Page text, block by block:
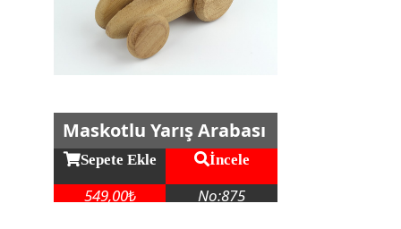
Maskotlu Yarış Arabası
Sepete Ekle İncele
549,00₺ No:875